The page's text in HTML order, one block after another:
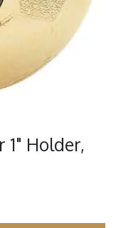
1" Holder,